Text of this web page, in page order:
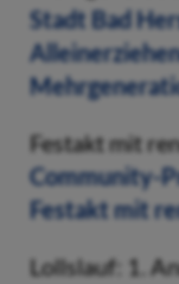
Stadt Bad
Festakt mit
Community-
Festakt mit
Lollslauf: 1.